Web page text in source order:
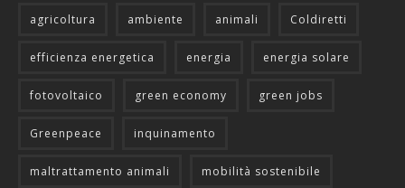
agricoltura ambiente animali Coldiretti
efficienza energetica energia energia solare
fotovoltaico green economy green jobs
Greenpeace inquinamento
maltrattamento animali mobilità sostenibile